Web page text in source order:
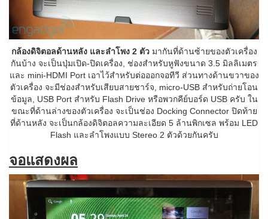
กล้องดิจิตอลด้านหลัง และลำโพง 2 ตัว มากันที่ด้านซ้ายของตัวเครื่อง
กันบ้าง จะเป็นปุ่มเปิด-ปิดเครื่อง, ช่องสำหรับหูฟังขนาด 3.5 มิลลิเมตร
และ mini-HDMI Port เอาไว้สำหรับต่อออกจอทีวี ส่วนทางด้านขวาของ
ตัวเครื่อง จะมีช่องสำหรับเสียบสายชาร์จ, micro-USB สำหรับถ่ายโอน
ข้อมูล, USB Port สำหรับ Flash Drive หรือพวกคีย์บอร์ด USB ครับ ใน
ขณะที่ด้านล่างของตัวเครื่อง จะเป็นช่อง Docking Connector ปิดท้าย
ที่ด้านหลัง จะเป็นกล้องดิจิตอลความละเอียด 5 ล้านพิกเซล พร้อม LED
Flash และลำโพงแบบ Stereo 2 ตัวด้วยกันครับ
จอแสดงผล